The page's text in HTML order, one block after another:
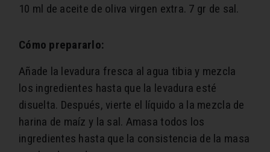
10 ml de aceite de oliva virgen extra. 7 gr de sal.
Cómo prepararlo:
Añade la levadura fresca al agua tibia y mezcla
los ingredientes hasta que la levadura esté
disuelta. Después, vierte el líquido a la mezcla de
harina de maíz y la sal. Amasa todos los
ingredientes hasta que la consistencia de la masa